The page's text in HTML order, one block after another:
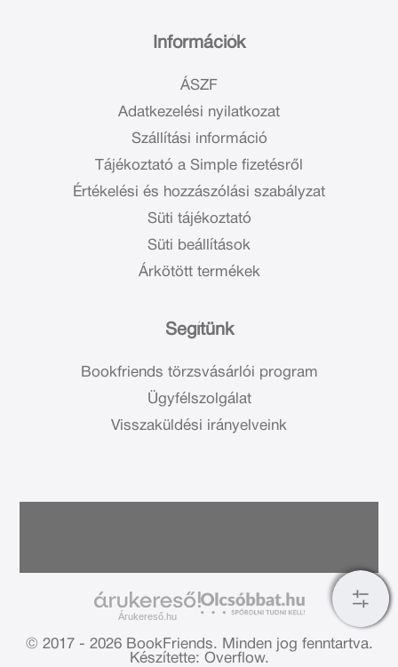
Információk
ÁSZF
Adatkezelési nyilatkozat
Szállítási információ
Tájékoztató a Simple fizetésről
Értékelési és hozzászólási szabályzat
Süti tájékoztató
Süti beállítások
Árkötött termékek
Segítünk
Bookfriends törzsvásárlói program
Ügyfélszolgálat
Visszaküldési irányelveink
Árukereső.hu
© 2017 - 2026 BookFriends. Minden jog fenntartva.
Készítette: Overflow.